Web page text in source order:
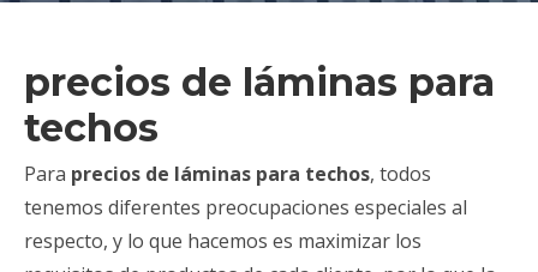
precios de láminas para
techos
Para precios de láminas para techos, todos
tenemos diferentes preocupaciones especiales al
respecto, y lo que hacemos es maximizar los